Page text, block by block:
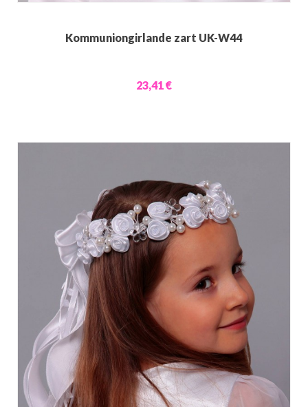
Kommuniongirlande zart UK-W44
23,41 €